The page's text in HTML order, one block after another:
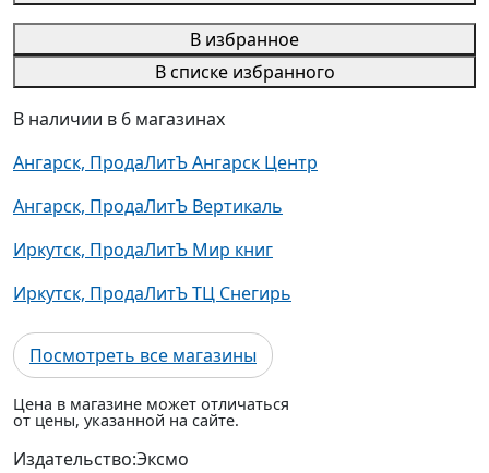
В избранное
В списке избранного
В наличии в 6 магазинах
Ангарск, ПродаЛитЪ Ангарск Центр
Ангарск, ПродаЛитЪ Вертикаль
Иркутск, ПродаЛитЪ Мир книг
Иркутск, ПродаЛитЪ ТЦ Снегирь
Посмотреть все магазины
Цена в магазине может отличаться
от цены, указанной на сайте.
Издательство:Эксмо